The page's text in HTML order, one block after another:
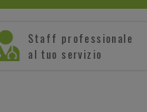
Staff professionale
al tuo servizio